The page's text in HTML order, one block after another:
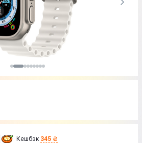
Кешбэк 345 ₴